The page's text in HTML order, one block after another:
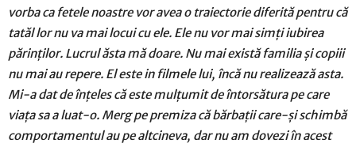
vorba ca fetele noastre vor avea o traiectorie diferită pentru că
tatăl lor nu va mai locui cu ele. Ele nu vor mai simți iubirea
părinților. Lucrul ăsta mă doare. Nu mai există familia și copiii
nu mai au repere. El este in filmele lui, încă nu realizează asta.
Mi-a dat de înțeles că este mulțumit de întorsătura pe care
viața sa a luat-o. Merg pe premiza că bărbații care-și schimbă
comportamentul au pe altcineva, dar nu am dovezi în acest